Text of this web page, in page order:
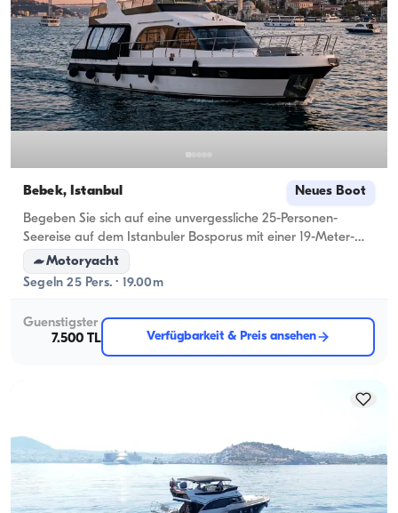
Bebek, İstanbul Neues Boot
Begeben Sie sich auf eine unvergessliche 25-Personen-
Seereise auf dem Istanbuler Bosporus mit einer 19-Meter-
Luxusyacht ab Bebek!
Motoryacht
Segeln 25 Pers. · 19.00m
Guenstigster
7.500 TL
Verfügbarkeit & Preis ansehen